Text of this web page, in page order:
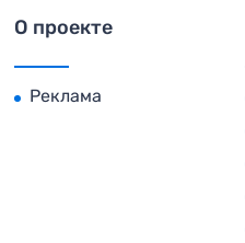
О проекте
Реклама